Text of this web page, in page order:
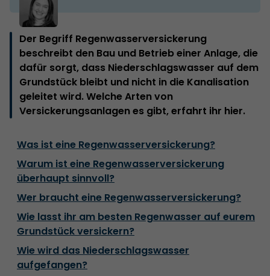
Der Begriff Regenwasserversickerung
beschreibt den Bau und Betrieb einer Anlage, die
dafür sorgt, dass Niederschlagswasser auf dem
Grundstück bleibt und nicht in die Kanalisation
geleitet wird. Welche Arten von
Versickerungsanlagen es gibt, erfahrt ihr hier.
Was ist eine Regenwasserversickerung?
Warum ist eine Regenwasserversickerung
überhaupt sinnvoll?
Wer braucht eine Regenwasserversickerung?
Wie lasst ihr am besten Regenwasser auf eurem
Grundstück versickern?
Wie wird das Niederschlagswasser
aufgefangen?